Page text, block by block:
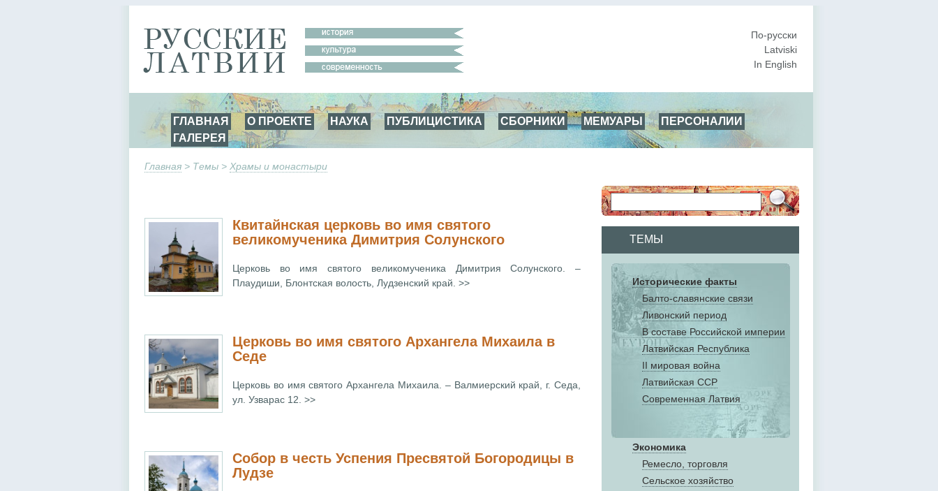
По-русски
Latviski
In English
ГЛАВНАЯ О ПРОЕКТЕ НАУКА ПУБЛИЦИСТИКА СБОРНИКИ МЕМУАРЫ
ПЕРСОНАЛИИ
ГАЛЕРЕЯ
Главная > Темы > Храмы и монастыри
ТЕМЫ
Исторические факты
Балто-славянские связи
Ливонский период
В составе Российской империи
Латвийская Республика
II мировая война
Латвийская ССР
Современная Латвия
Экономика
Ремесло, торговля
Сельское хозяйство
Квитайнская церковь во имя святого
великомученика Димитрия Солунского
Церковь во имя святого великомученика Димитрия Солунского. –
Плаудиши, Блонтская волость, Лудзенский край. >>
Церковь во имя святого Архангела Михаила в
Седе
Церковь во имя святого Архангела Михаила. – Валмиерский край, г. Седа,
ул. Узварас 12. >>
Собор в честь Успения Пресвятой Богородицы в
Лудзе